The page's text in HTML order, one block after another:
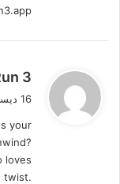
ي
ل
3
16 ديسمبر، 2024 الساعة 6:41 ص
your
loves
twist.